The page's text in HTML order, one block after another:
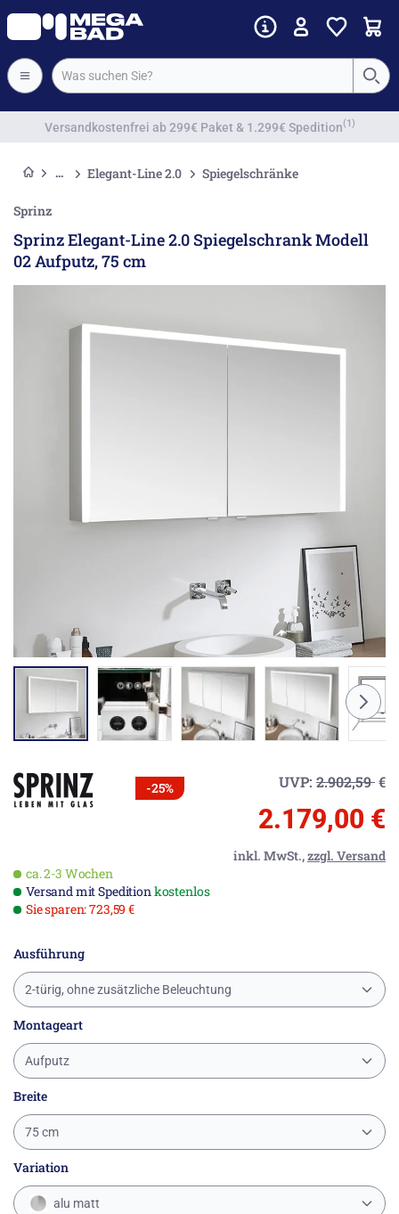
Vorkassenrabatt
Elegant-Line 2.0 Spiegelschränke
Sprinz
Sprinz Elegant-Line 2.0 Spiegelschrank Modell
02 Aufputz, 75 cm
-25% UVP: 2.902,59€
2.179,00 €
inkl. MwSt.,zzgl. Versand
ca. 2-3 Wochen
Versand mit Speditionkostenlos
Sie sparen: 723,59 €
Ausführung
2-türig, ohne zusätzliche Beleuchtung
Montageart
Aufputz
Breite
75 cm
Variation
alu matt